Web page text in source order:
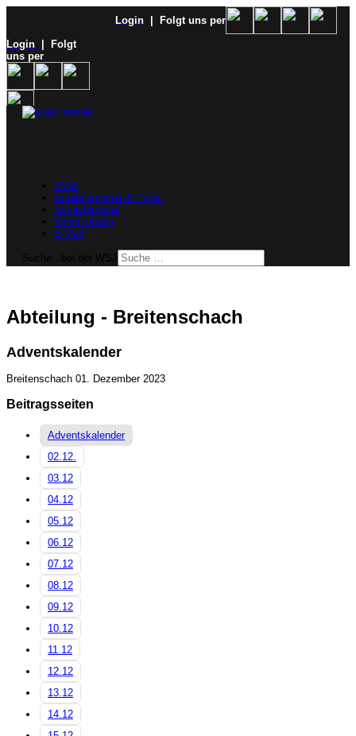
Login
| Folgt uns per
Login
| Folgt
uns per
SVW
Ergebnisdienst & Portal
Schachjugend
Verein finden
E-Mail
Abteilung - Breitenschach
Adventskalender
Breitenschach 01. Dezember 2023
Beitragsseiten
Adventskalender
02.12.
03.12
04.12
05.12
06.12
07.12
08.12
09.12
10.12
11.12
12.12
13.12
14.12